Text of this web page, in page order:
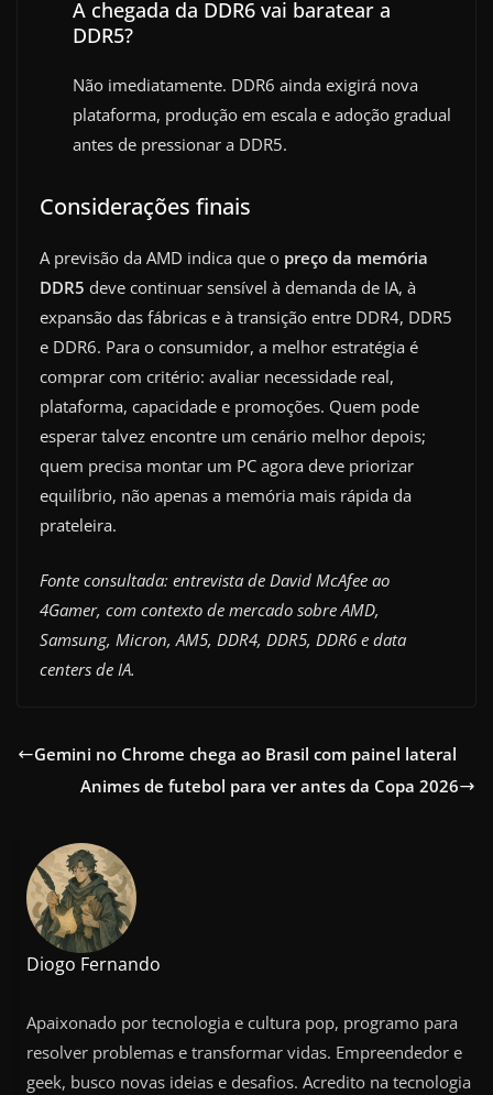
A chegada da DDR6 vai baratear a
DDR5?
Não imediatamente. DDR6 ainda exigirá nova
plataforma, produção em escala e adoção gradual
antes de pressionar a DDR5.
Considerações finais
A previsão da AMD indica que o preço da memória
DDR5 deve continuar sensível à demanda de IA, à
expansão das fábricas e à transição entre DDR4, DDR5
e DDR6. Para o consumidor, a melhor estratégia é
comprar com critério: avaliar necessidade real,
plataforma, capacidade e promoções. Quem pode
esperar talvez encontre um cenário melhor depois;
quem precisa montar um PC agora deve priorizar
equilíbrio, não apenas a memória mais rápida da
prateleira.
Fonte consultada: entrevista de David McAfee ao
4Gamer, com contexto de mercado sobre AMD,
Samsung, Micron, AM5, DDR4, DDR5, DDR6 e data
centers de IA.
Gemini no Chrome chega ao Brasil com painel lateral
Animes de futebol para ver antes da Copa 2026
Diogo Fernando
Apaixonado por tecnologia e cultura pop, programo para
resolver problemas e transformar vidas. Empreendedor e
geek, busco novas ideias e desafios. Acredito na tecnologia